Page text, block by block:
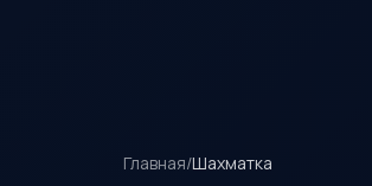
Главная/Шахматка